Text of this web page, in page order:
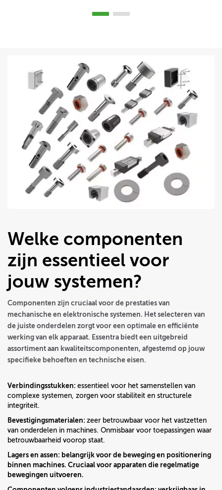
Welke componenten
zijn essentieel voor
jouw systemen?
Componenten zijn cruciaal voor de prestaties van
mechanische en elektronische systemen. Het selecteren van
de juiste onderdelen zorgt voor een optimale en efficiënte
werking van elk apparaat. Essentra biedt een uitgebreid
assortiment aan kwaliteitscomponenten, afgestemd op jouw
specifieke behoeften en technische eisen.
Verbindingsstukken: essentieel voor het samenstellen van
complexe systemen, zorgen voor stabiliteit en structurele
integriteit.
Bevestigingsmaterialen: zeer betrouwbaar voor het vastzetten
van onderdelen in machines. Onmisbaar voor toepassingen waar
betrouwbaarheid voorop staat.
Lagers en assen: belangrijk voor de beweging en positionering
binnen machines. Cruciaal voor apparaten die regelmatige
bewegingen uitvoeren.